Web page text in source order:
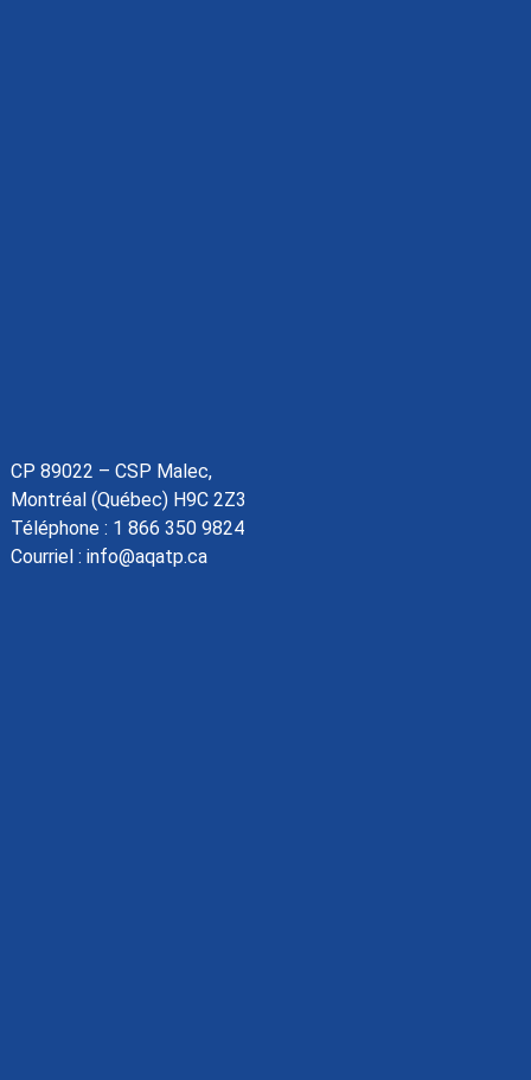
CP 89022 – CSP Malec,
Montréal (Québec) H9C 2Z3
Téléphone : 1 866 350 9824
Courriel : info@aqatp.ca